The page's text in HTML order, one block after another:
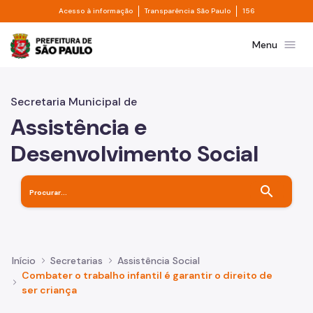
Pular para o Conteúdo principal
Acesso à informação Divisor de acesso à informação
Transparência São Paulo Divisor de
156
Prefeitura de São PauloMenu menu
Secretaria Municipal de
Assistência e
Desenvolvimento Social
search
Início Secretarias
Assistência Social
Combater o trabalho infantil é garantir o direito de
ser criança